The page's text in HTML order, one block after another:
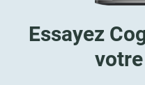
Essayez